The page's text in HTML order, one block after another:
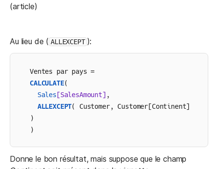
(article)
Au lieu de ( ALLEXCEPT ):
Ventes par pays =
CALCULATE(
  Sales
[SalesAmount] ,
ALLEXCEPT( Customer, Customer[Continent]
)
)